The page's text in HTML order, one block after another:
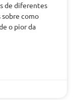
de diferentes
como
o pior da